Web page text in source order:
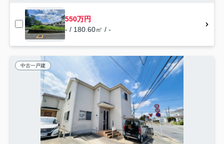
550万円
- / 180.60㎡ / -
中古一戸建